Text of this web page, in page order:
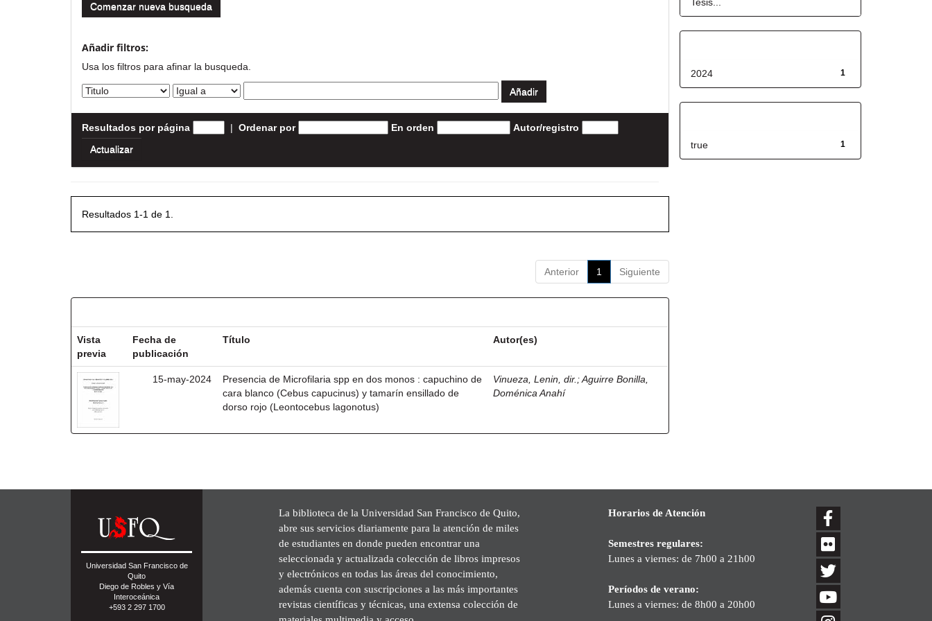
Comenzar nueva busqueda
Añadir filtros:
Usa los filtros para afinar la busqueda.
Resultados por página | Ordenar por En orden Autor/registro
Resultados 1-1 de 1.
Anterior 1 Siguiente
Vista
previa
Fecha de
publicación
Título Autor(es)
15-may-2024
Presencia de Microfilaria spp en dos monos : capuchino de
cara blanco (Cebus capucinus) y tamarín ensillado de
dorso rojo (Leontocebus lagonotus)
Vinueza, Lenin, dir. ;Aguirre Bonilla,
Doménica Anahí
1
2024
1
true
Universidad San Francisco de
Quito
Diego de Robles y Vía
Interoceánica
+593 2 297 1700
La biblioteca de la Universidad San Francisco de Quito,
abre sus servicios diariamente para la atención de miles
de estudiantes en donde pueden encontrar una
seleccionada y actualizada colección de libros impresos
y electrónicos en todas las áreas del conocimiento,
además cuenta con suscripciones a las más importantes
revistas científicas y técnicas, una extensa colección de
Horarios de Atención
Semestres regulares:
Lunes a viernes: de 7h00 a 21h00
Períodos de verano:
Lunes a viernes: de 8h00 a 20h00